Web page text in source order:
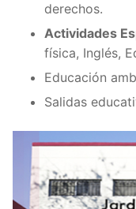
derechos.
Actividades
física, Inglés,
Educación
Salidas